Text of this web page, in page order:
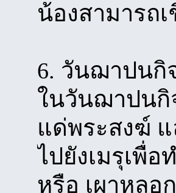
น้องสามารถ
6. วันฌาปนกิ
ในวันฌาปนกิ
แด่พระสงฆ์
ไปยังเมรุเพื่อ
หรือ เผาหลอ